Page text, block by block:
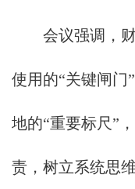
会议强调，财
使用的“关键闸门
地的“重要标尺”
责，树立系统思